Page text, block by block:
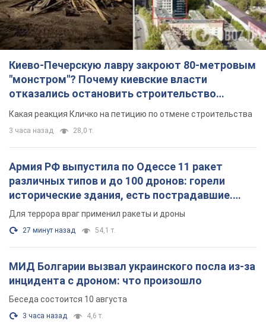
Киево-Печерскую лавру закроют 80-метровым
"монстром"? Почему киевские власти
отказались остановить строительство
небоскреба "московского верующего"
Какая реакция Кличко на петицию по отмене строительства
3 часа назад 28,0 т.
Армия РФ выпустила по Одессе 11 ракет
различных типов и до 100 дронов: горели
исторические здания, есть пострадавшие.
Фото и видео
Для террора враг применил ракеты и дроны
27 минут назад 54,1 т.
МИД Болгарии вызвал украинского посла из-за
инцидента с дроном: что произошло
Беседа состоится 10 августа
3 часа назад 4,6 т.